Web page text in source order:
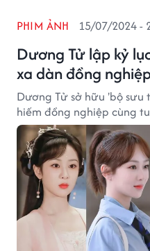
Dương Tử lập kỷ
xa dàn đồng
PHIM ẢNH 15/07/2024 -
Dương Tử sở hữu 'bộ sưu
hiếm đồng nghiệp cùng